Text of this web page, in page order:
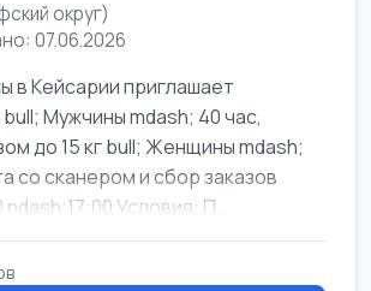
округ)
07.06.2026
в Кейсарии приглашает
Мужчины mdash; 40 час,
до 15 кг bull; Женщины mdash;
со сканером и сбор заказов
Условия: П...